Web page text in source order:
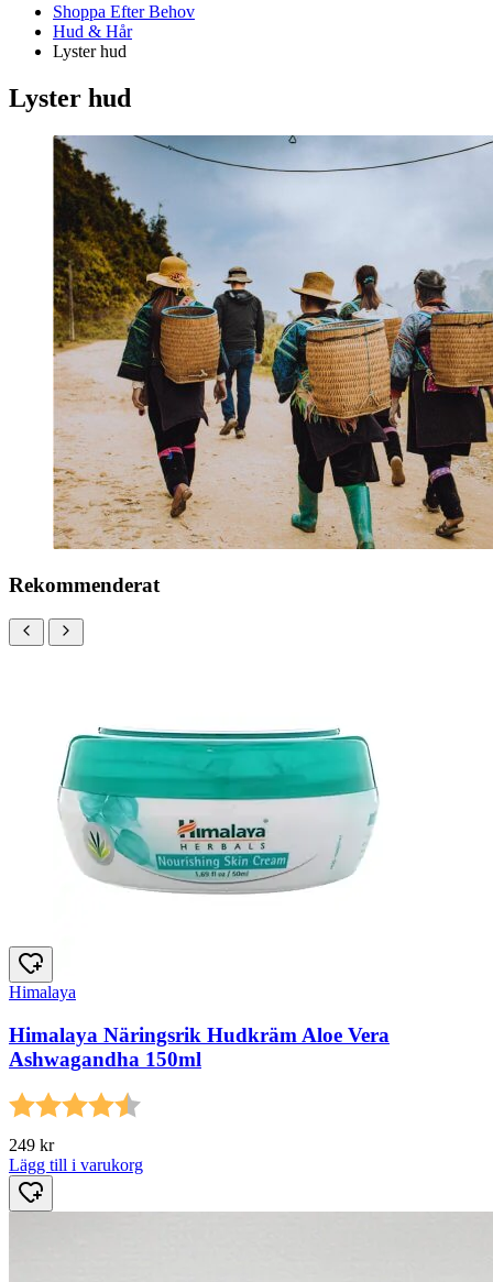
Shoppa Efter Behov
Hud & Hår
Lyster hud
Lyster hud
Rekommenderat
Himalaya
Himalaya Näringsrik Hudkräm Aloe Vera
Ashwagandha 150ml
Betyg:
249 kr
Lägg till i varukorg